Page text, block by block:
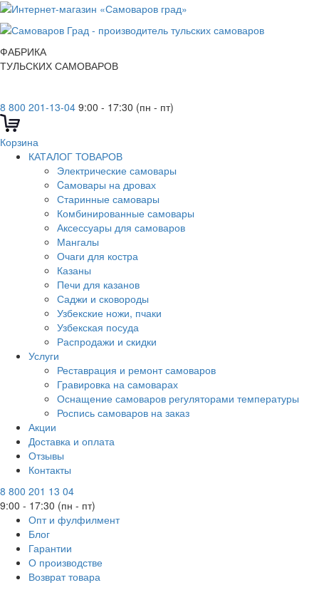
ФАБРИКА
ТУЛЬСКИХ САМОВАРОВ
8 800 201-13-04 9:00 - 17:30 (пн - пт)
Корзина
КАТАЛОГ ТОВАРОВ
Электрические самовары
Cамовары на дровах
Старинные самовары
Комбинированные самовары
Аксессуары для самоваров
Мангалы
Очаги для костра
Казаны
Печи для казанов
Саджи и сковороды
Узбекские ножи, пчаки
Узбекская посуда
Распродажи и скидки
Услуги
Реставрация и ремонт самоваров
Гравировка на самоварах
Оснащение самоваров регуляторами температуры
Роспись самоваров на заказ
Акции
Доставка и оплата
Отзывы
Контакты
8 800 201 13 04
9:00 - 17:30 (пн - пт)
Опт и фулфилмент
Блог
Гарантии
О производстве
Возврат товара